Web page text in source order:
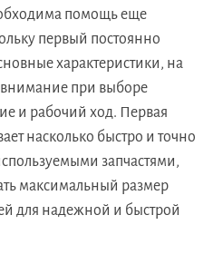
помощь еще
первый постоянно
характеристики, на
внимание при выборе
и рабочий ход. Первая
насколько быстро и точно
запчастями,
максимальный размер
для надежной и быстрой